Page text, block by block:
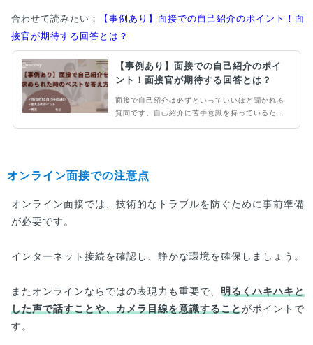
合わせて読みたい：
【事例あり】面接での自己紹介のポイント！面
接官が期待する回答とは？
【事例あり】面接での自己紹介のポイ
ント！面接官が期待する回答とは？
面接で自己紹介は必ずといっていいほど聞かれる
質問です。自己紹介に苦手意識を持っているため
オンライン面接での注意点
オンライン面接では、技術的なトラブルを防ぐために事前準備
が必要です。
インターネット接続を確認し、静かな環境を確保しましょう。
またオンラインならではの表現力も重要で、 明るくハキハキと
した声で話すことや、カメラ目線を意識することがポイントで
す。